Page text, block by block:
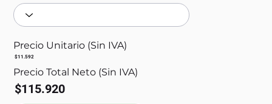
Precio Unitario (Sin IVA)
$11.592
Precio Total Neto (Sin IVA)
$115.920